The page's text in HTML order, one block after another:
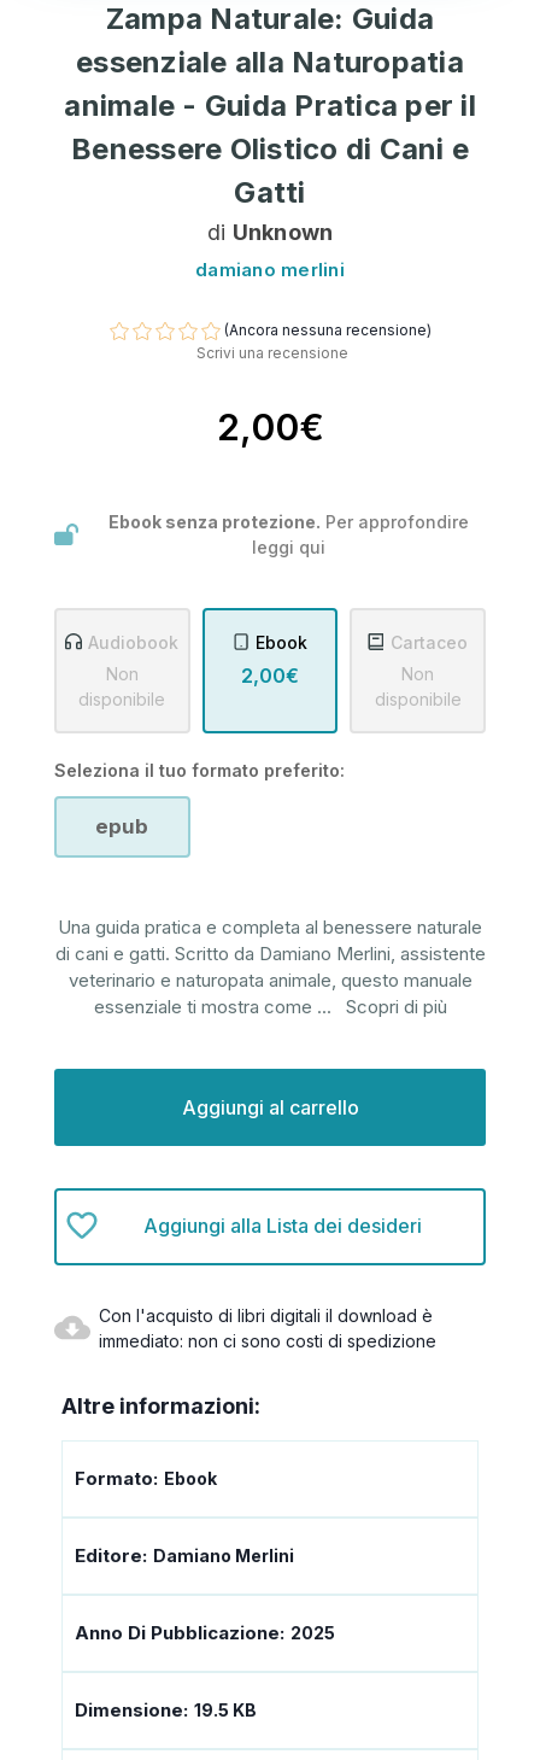
Zampa Naturale: Guida
essenziale alla Naturopatia
animale - Guida Pratica per il
Benessere Olistico di Cani e
Gatti
di Unknown
damiano merlini
(Ancora nessuna recensione)
Scrivi una recensione
2,00€
Ebook senza protezione. Per approfondire
leggi qui
Audiobook
Non
disponibile
Ebook
2,00€
Cartaceo
Non
disponibile
Seleziona il tuo formato preferito:
epub
Una guida pratica e completa al benessere naturale
di cani e gatti. Scritto da Damiano Merlini, assistente
veterinario e naturopata animale, questo manuale
essenziale ti mostra come ... Scopri di più
Aggiungi alla Lista dei desideri
Con l'acquisto di libri digitali il download è
immediato: non ci sono costi di spedizione
Altre informazioni:
Formato: Ebook
Editore: Damiano Merlini
Anno Di Pubblicazione: 2025
Dimensione: 19.5 KB